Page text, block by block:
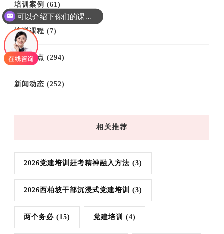
培训案例 (61)
培训课程 (7)
思政热点 (294)
新闻动态 (252)
相关推荐
2026党建培训赶考精神融入方法 (3)
2026西柏坡干部沉浸式党建培训 (3)
两个务必 (15) 党建培训 (4)